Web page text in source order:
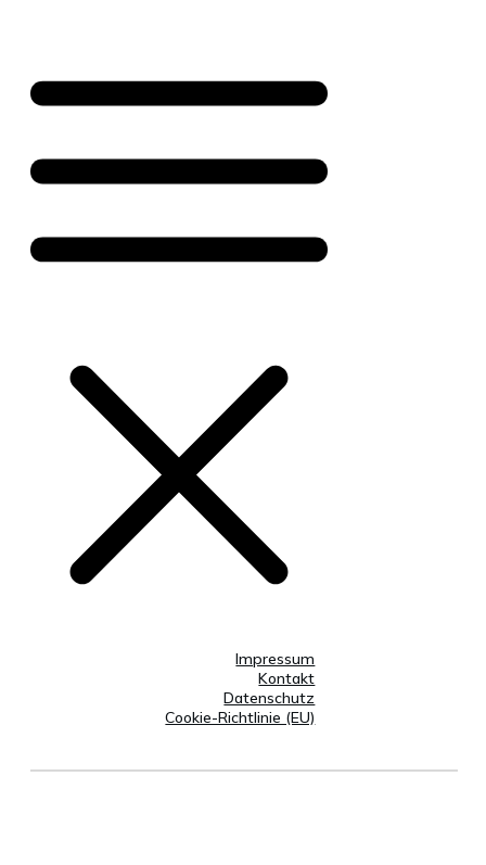
Impressum
Kontakt
Datenschutz
Cookie-Richtlinie (EU)